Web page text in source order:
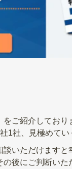
ご紹介してお
1社、見極めてい
いただけます
後にご判断い